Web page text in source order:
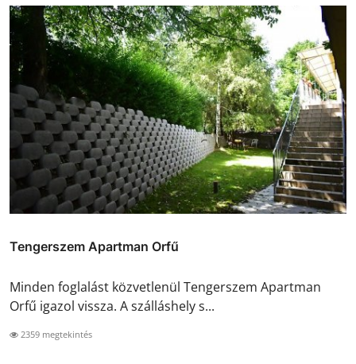
Tengerszem Apartman Orfű
Minden foglalást közvetlenül Tengerszem Apartman
Orfű igazol vissza. A szálláshely s...
2359 megtekintés